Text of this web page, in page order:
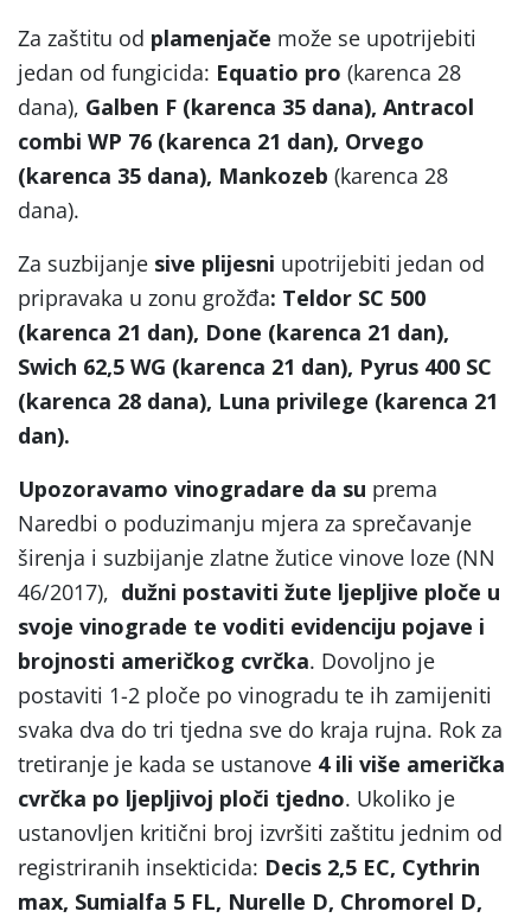
Za zaštitu od plamenjače može se upotrijebiti
jedan od fungicida: Equatio pro (karenca 28
dana), Galben F (karenca 35 dana), Antracol
combi WP 76 (karenca 21 dan), Orvego
(karenca 35 dana), Mankozeb (karenca 28
dana).
Za suzbijanje sive plijesni upotrijebiti jedan od
pripravaka u zonu grožđa: Teldor SC 500
(karenca 21 dan), Done (karenca 21 dan),
Swich 62,5 WG (karenca 21 dan), Pyrus 400 SC
(karenca 28 dana), Luna privilege (karenca 21
dan).
Upozoravamo vinogradare da su prema
Naredbi o poduzimanju mjera za sprečavanje
širenja i suzbijanje zlatne žutice vinove loze (NN
46/2017), dužni postaviti žute ljepljive ploče u
svoje vinograde te voditi evidenciju pojave i
brojnosti američkog cvrčka. Dovoljno je
postaviti 1-2 ploče po vinogradu te ih zamijeniti
svaka dva do tri tjedna sve do kraja rujna. Rok za
tretiranje je kada se ustanove 4 ili više američka
cvrčka po ljepljivoj ploči tjedno. Ukoliko je
ustanovljen kritični broj izvršiti zaštitu jednim od
registriranih insekticida: Decis 2,5 EC, Cythrin
max, Sumialfa 5 FL, Nurelle D, Chromorel D,